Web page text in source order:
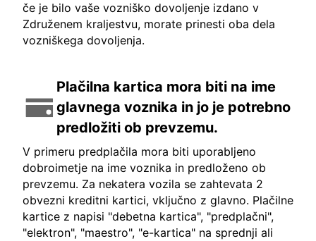
če je bilo vaše vozniško dovoljenje izdano v
Združenem kraljestvu, morate prinesti oba dela
vozniškega dovoljenja.
Plačilna kartica mora biti na ime
glavnega voznika in jo je potrebno
predložiti ob prevzemu.
V primeru predplačila mora biti uporabljeno
dobroimetje na ime voznika in predloženo ob
prevzemu. Za nekatera vozila se zahtevata 2
obvezni kreditni kartici, vključno z glavno. Plačilne
kartice z napisi "debetna kartica", "predplačni",
"elektron", "maestro", "e-kartica" na sprednji ali